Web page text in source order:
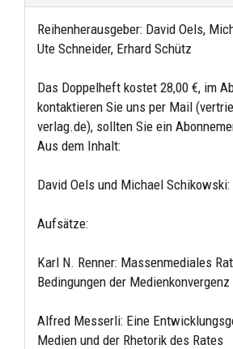
Reihenherausgeber: David Oels,
Ute Schneider, Erhard Schütz
Das Doppelheft kostet 28,00 €, im
kontaktieren Sie uns per Mail
verlag.de), sollten Sie ein
Aus dem Inhalt:
David Oels und Michael
Aufsätze:
Karl N. Renner: Massenmediales
Bedingungen der Medienkonvergenz
Alfred Messerli: Eine
Medien und der Rhetorik des Rates